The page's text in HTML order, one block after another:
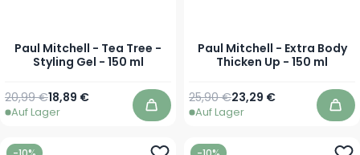
Paul Mitchell - Tea Tree -
Styling Gel - 150 ml
Sonderpreis
18,89 €
Regulärer Preis
20,99 €
Auf Lager In den Warenkorb
Paul Mitchell - Extra Body
Thicken Up - 150 ml
Sonderpreis
23,29 €
Regulärer Preis
25,90 €
Auf Lager In